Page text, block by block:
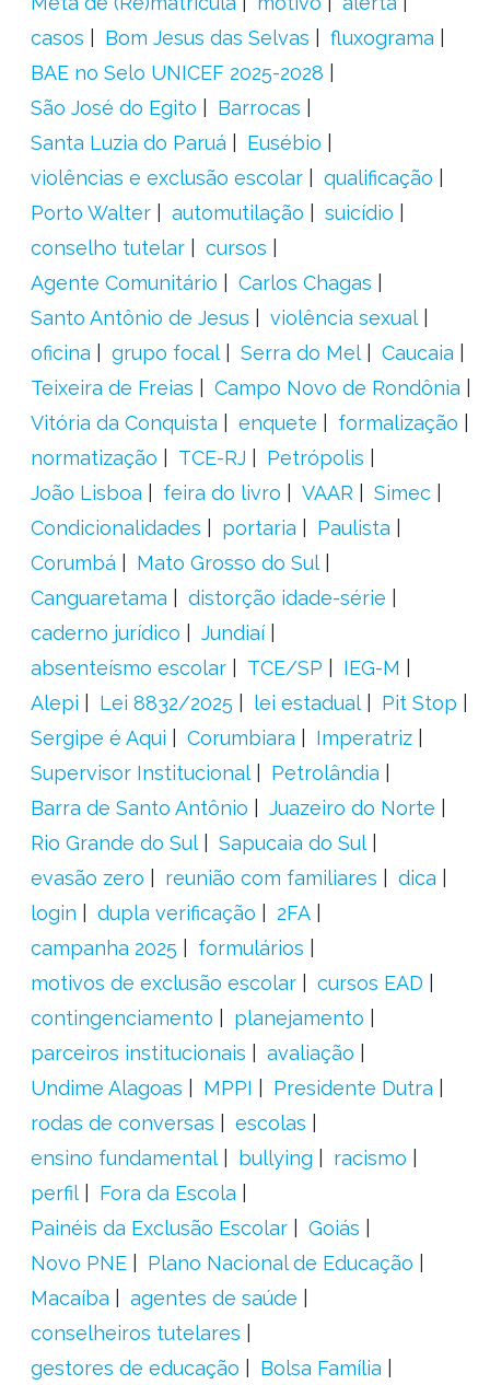
casos
Bom Jesus das Selvas
fluxograma
BAE no Selo UNICEF 2025-2028
São José do Egito
Barrocas
Santa Luzia do Paruá
Eusébio
violências e exclusão escolar
qualificação
Porto Walter
automutilação
suicídio
conselho tutelar
cursos
Agente Comunitário
Carlos Chagas
Santo Antônio de Jesus
violência sexual
oficina
grupo focal Serra do Mel
Caucaia
Teixeira de Freias
Campo Novo de Rondônia
Vitória da Conquista
enquete
formalização
normatização
TCE-RJ
Petrópolis
João Lisboa
feira do livro VAAR
Simec
Condicionalidades
portaria
Paulista
Corumbá
Mato Grosso do Sul
Canguaretama
distorção idade-série
caderno jurídico
Jundiaí
absenteísmo escolar
TCE/SP
IEG-M
Alepi
Lei 8832/2025 lei estadual
Pit Stop
Sergipe é Aqui
Corumbiara
Imperatriz
Supervisor Institucional
Petrolândia
Barra de Santo Antônio
Juazeiro do Norte
Rio Grande do Sul
Sapucaia do Sul
evasão zero
reunião com familiares
dica
login
dupla verificação
2FA
campanha 2025
formulários
motivos de exclusão escolar
cursos EAD
contingenciamento
planejamento
parceiros institucionais
avaliação
Undime Alagoas
MPPI
Presidente Dutra
rodas de conversas
escolas
ensino fundamental
bullying
racismo
perfil
Fora da Escola
Painéis da Exclusão Escolar
Goiás
Novo PNE
Plano Nacional de Educação
Macaíba
agentes de saúde
conselheiros tutelares
gestores de educação
Bolsa Família